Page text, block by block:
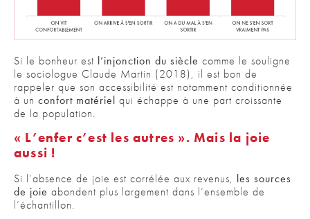
Si le bonheur est l’injonction du siècle comme le souligne
le sociologue Claude Martin (2018), il est bon de
rappeler que son accessibilité est notamment conditionnée
à un confort matériel qui échappe à une part croissante
de la population.
« L’enfer c’est les autres ». Mais la joie
aussi !
Si l’absence de joie est corrélée aux revenus, les sources
de joie abondent plus largement dans l’ensemble de
l’échantillon.